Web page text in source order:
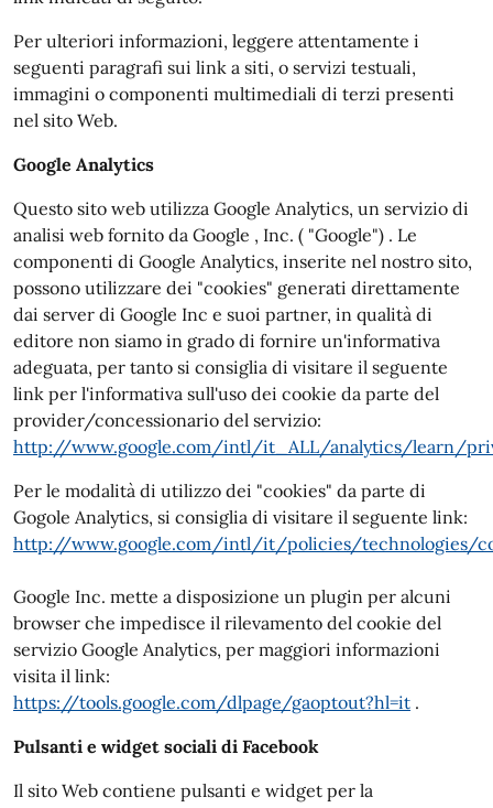
Per ulteriori informazioni, leggere attentamente i
seguenti paragrafi sui link a siti, o servizi testuali,
immagini o componenti multimediali di terzi presenti
nel sito Web.
Google Analytics
Questo sito web utilizza Google Analytics, un servizio di
analisi web fornito da Google , Inc. ( "Google") . Le
componenti di Google Analytics, inserite nel nostro sito,
possono utilizzare dei "cookies" generati direttamente
dai server di Google Inc e suoi partner, in qualità di
editore non siamo in grado di fornire un'informativa
adeguata, per tanto si consiglia di visitare il seguente
link per l'informativa sull'uso dei cookie da parte del
provider/concessionario del servizio:
http://www.google.com/intl/it_ALL/analytics/learn/
Per le modalità di utilizzo dei "cookies" da parte di
Gogole Analytics, si consiglia di visitare il seguente link:
http://www.google.com/intl/it/policies/technologies/
Google Inc. mette a disposizione un plugin per alcuni
browser che impedisce il rilevamento del cookie del
servizio Google Analytics, per maggiori informazioni
visita il link:
https://tools.google.com/dlpage/gaoptout?hl=it .
Pulsanti e widget sociali di Facebook
Il sito Web contiene pulsanti e widget per la